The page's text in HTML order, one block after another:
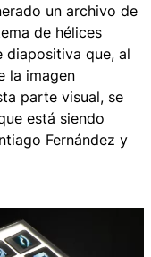
un archivo de
de hélices
diapositiva que, al
la imagen
parte visual, se
está siendo
Fernández y